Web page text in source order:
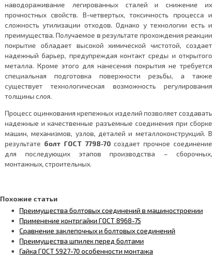
наводораживание легированных сталей и снижение их
прочностных свойств. В-четвертых, токсичность процесса и
сложность утилизации отходов. Однако у технологии есть и
преимущества. Получаемое в результате прохождения реакции
покрытие обладает высокой химической чистотой, создает
надежный барьер, предупреждая контакт среды и открытого
металла. Кроме этого для нанесения покрытия не требуется
специальная подготовка поверхности резьбы, а также
существует технологическая возможность регулирования
толщины слоя.
Процесс оцинкования крепежных изделий позволяет создавать
надежные и качественные разъемные соединения при сборке
машин, механизмов, узлов, деталей и металлоконструкций. В
результате болт ГОСТ 7798-70создает прочное соединение
для последующих этапов производства – сборочных,
монтажных, строительных.
Похожие статьи
Преимущества болтовых соединений в машиностроении
Применение контргайки ГОСТ 8968-75
Сравнение заклепочных и болтовых соединений
Преимущества шпилек перед болтами
Гайка ГОСТ 5927-70 особенности монтажа